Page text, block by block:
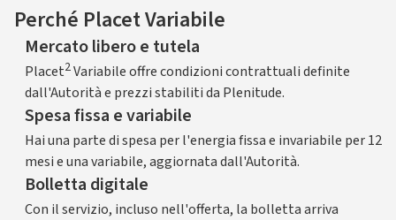
Perché Placet Variabile
Mercato libero e tutela
Placet2Variabile offre condizioni contrattuali definite
dall'Autorità e prezzi stabiliti da Plenitude.
Spesa fissa e variabile
Hai una parte di spesa per l'energia fissa e invariabile per 12
mesi e una variabile, aggiornata dall'Autorità.
Bolletta digitale
Con il servizio, incluso nell'offerta, la bolletta arriva